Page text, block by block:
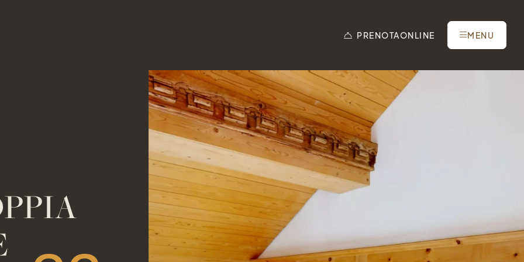
Tel.: +41 81 838 28 28
reservation@schweizerhaus.swiss
PRENOTAONLINE MENU